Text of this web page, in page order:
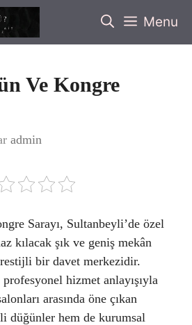
Menu
Ve Kongre
admin
Sarayı, Sultanbeyli’de özel
kılacak şık ve geniş mekân
bir davet merkezidir.
profesyonel hizmet anlayışıyla
arasında öne çıkan
düğünler hem de kurumsal